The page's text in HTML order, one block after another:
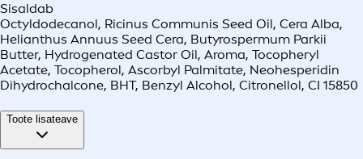
Sisaldab
Octyldodecanol, Ricinus Communis Seed Oil, Cera Alba,
Helianthus Annuus Seed Cera, Butyrospermum Parkii
Butter, Hydrogenated Castor Oil, Aroma, Tocopheryl
Acetate, Tocopherol, Ascorbyl Palmitate, Neohesperidin
Dihydrochalcone, BHT, Benzyl Alcohol, Citronellol, CI 15850
Toote lisateave